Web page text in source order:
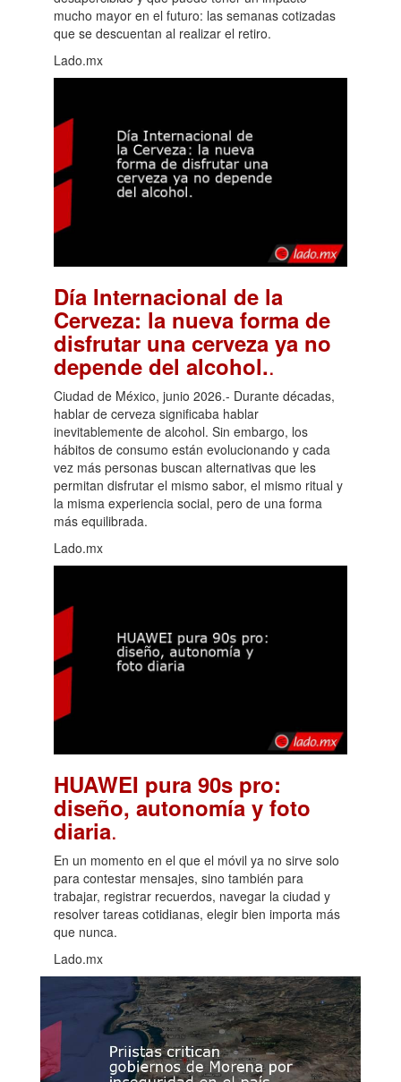
mucho mayor en el futuro: las semanas cotizadas
que se descuentan al realizar el retiro.
Lado.mx
Día Internacional de la
Cerveza: la nueva forma de
disfrutar una cerveza ya no
depende del alcohol..
Ciudad de México, junio 2026.- Durante décadas,
hablar de cerveza significaba hablar
inevitablemente de alcohol. Sin embargo, los
hábitos de consumo están evolucionando y cada
vez más personas buscan alternativas que les
permitan disfrutar el mismo sabor, el mismo ritual y
la misma experiencia social, pero de una forma
más equilibrada.
Lado.mx
HUAWEI pura 90s pro:
diseño, autonomía y foto
diaria.
En un momento en el que el móvil ya no sirve solo
para contestar mensajes, sino también para
trabajar, registrar recuerdos, navegar la ciudad y
resolver tareas cotidianas, elegir bien importa más
que nunca.
Lado.mx